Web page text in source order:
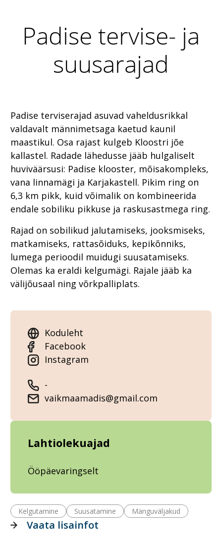
Padise tervise- ja
suusarajad
Padise terviserajad asuvad vaheldusrikkal
valdavalt männimetsaga kaetud kaunil
maastikul. Osa rajast kulgeb Kloostri jõe
kallastel. Radade lähedusse jääb hulgaliselt
huviväärsusi: Padise klooster, mõisakompleks,
vana linnamägi ja Karjakastell. Pikim ring on
6,3 km pikk, kuid võimalik on kombineerida
endale sobiliku pikkuse ja raskusastmega ring.
Rajad on sobilikud jalutamiseks, jooksmiseks,
matkamiseks, rattasõiduks, kepikõnniks,
lumega perioodil muidugi suusatamiseks.
Olemas ka eraldi kelgumägi. Rajale jääb ka
välijõusaal ning võrkpalliplats.
Koduleht
Facebook
Instagram
-
vaikmaamadis@gmail.com
Lahtiolekuajad
Ööpäevaringselt
Kelgutamine Suusatamine Mänguväljakud
Vaata lisainfot